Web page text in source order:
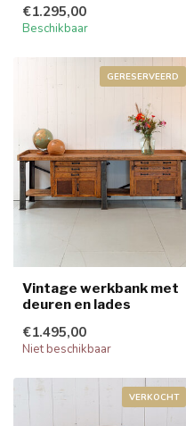
€1.295,00
Beschikbaar
GERESERVEERD
Vintage werkbank met
deuren en lades
€1.495,00
Niet beschikbaar
VERKOCHT